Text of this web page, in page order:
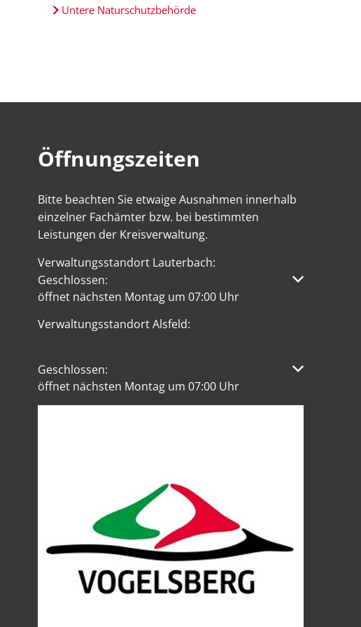
Untere Naturschutzbehörde
Öffnungszeiten
Bitte beachten Sie etwaige Ausnahmen innerhalb
einzelner Fachämter bzw. bei bestimmten
Leistungen der Kreisverwaltung.
Verwaltungsstandort Lauterbach:
Klicken, um weitere Öffnungs- oder Schließzeiten
Geschlossen:
öffnet nächsten Montag um 07:00 Uhr
Verwaltungsstandort Alsfeld:
Klicken, um weitere Öffnungs- oder Schließzeiten
Geschlossen:
öffnet nächsten Montag um 07:00 Uhr